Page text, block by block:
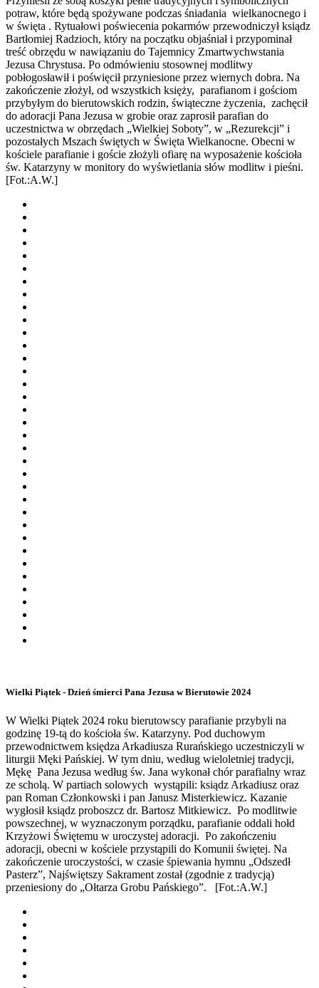
potraw, które będą spożywane podczas śniadania wielkanocnego i
w święta . Rytuałowi poświecenia pokarmów przewodniczył ksiądz
Bartłomiej Radzioch, który na początku objaśniał i przypominał
treść obrzędu w nawiązaniu do Tajemnicy Zmartwychwstania
Jezusa Chrystusa. Po odmówieniu stosownej modlitwy
pobłogosławił i poświęcił przyniesione przez wiernych dobra. Na
zakończenie złożył, od wszystkich księży, parafianom i gościom
przybyłym do bierutowskich rodzin, świąteczne życzenia, zachęcił
do adoracji Pana Jezusa w grobie oraz zaprosił parafian do
uczestnictwa w obrzędach „Wielkiej Soboty”, w „Rezurekcji” i
pozostałych Mszach świętych w Święta Wielkanocne. Obecni w
kościele parafianie i goście złożyli ofiarę na wyposażenie kościoła
św. Katarzyny w monitory do wyświetlania słów modlitw i pieśni.
[Fot.:A.W.]
Wielki Piątek - Dzień śmierci Pana Jezusa w Bierutowie 2024
W Wielki Piątek 2024 roku bierutowscy parafianie przybyli na
godzinę 19-tą do kościoła św. Katarzyny. Pod duchowym
przewodnictwem księdza Arkadiusza Rurańskiego uczestniczyli w
liturgii Męki Pańskiej. W tym dniu, według wieloletniej tradycji,
Mękę Pana Jezusa według św. Jana wykonał chór parafialny wraz
ze scholą. W partiach solowych wystąpili: ksiądz Arkadiusz oraz
pan Roman Członkowski i pan Janusz Misterkiewicz. Kazanie
wygłosił ksiądz proboszcz dr. Bartosz Mitkiewicz. Po modlitwie
powszechnej, w wyznaczonym porządku, parafianie oddali hołd
Krzyżowi Świętemu w uroczystej adoracji. Po zakończeniu
adoracji, obecni w kościele przystąpili do Komunii świętej. Na
zakończenie uroczystości, w czasie śpiewania hymnu „Odszedł
Pasterz”, Najświętszy Sakrament został (zgodnie z tradycją)
przeniesiony do „Ołtarza Grobu Pańskiego”. [Fot.:A.W.]